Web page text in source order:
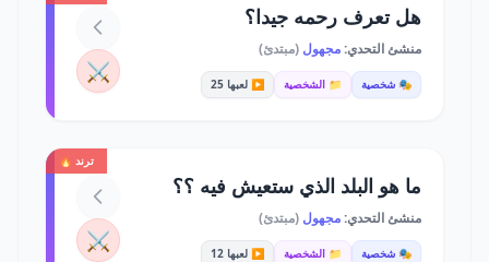
هل تعرف رحمه جيدا؟
منشئ التحدي:مجهول (مبتدئ)
🎭 شخصية 📁 الشخصية ▶️ لعبها 25 ⚔️
ترند 🔥
ما هو البلد الذي ستعيش فيه ؟؟
منشئ التحدي:مجهول (مبتدئ)
🎭 شخصية 📁 الشخصية ▶️ لعبها 12 ⚔️